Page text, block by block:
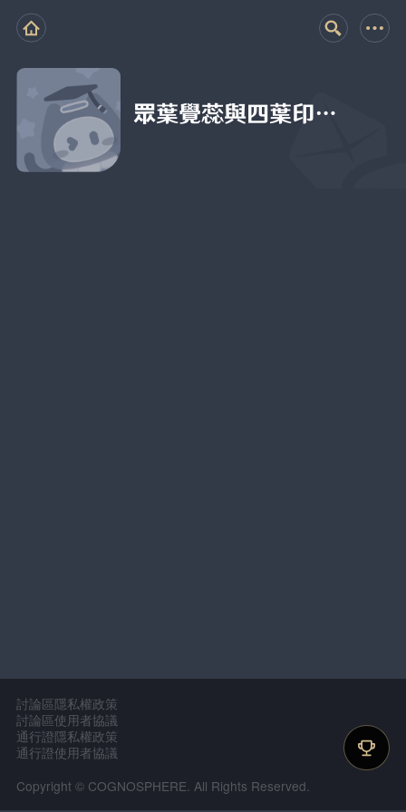
眾葉覺蕊與四葉印…
討論區隱私權政策
討論區使用者協議
通行證隱私權政策
通行證使用者協議
Copyright © COGNOSPHERE. All Rights Reserved.